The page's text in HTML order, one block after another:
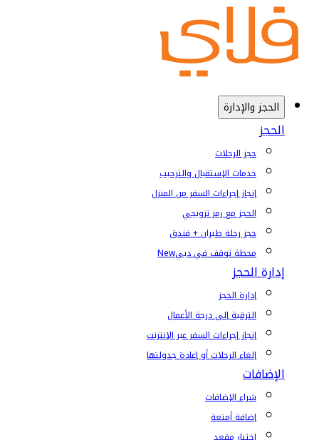
الحجز والإدارة
الحجز
حجز الرحلات
خدمات الإستقبال والترحيب
إنجاز إجراءات السفر من المنزل
الحجز مع رمز ترويجي
حجز رحلة طيران + فندق
محطة توقف في دبيNew
إدارة الحجز
إدارة الحجز
الترقية إلى درجة الأعمال
إنجاز إجراءات السفر عبر الإنترنت
إلغاء الرحلات أو إعادة جدولتها
الإضافات
شراء الإضافات
إضافة أمتعة